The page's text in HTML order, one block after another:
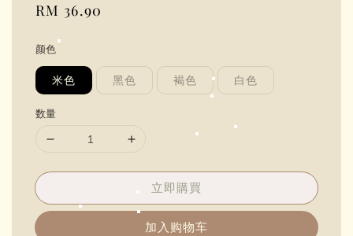
Regular
RM 36.90
颜色
米色 黑色 褐色 白色
数量
立即購買
加入购物车